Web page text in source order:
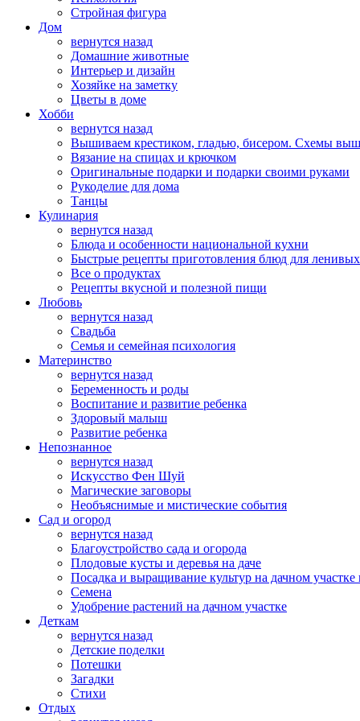
Стройная фигура
Дом
вернутся назад
Домашние животные
Интерьер и дизайн
Хозяйке на заметку
Цветы в доме
Хобби
вернутся назад
Вышиваем крестиком, гладью, бисером. Схемы
Вязание на спицах и крючком
Оригинальные подарки и подарки своими руками
Рукоделие для дома
Танцы
Кулинария
вернутся назад
Блюда и особенности национальной кухни
Быстрые рецепты приготовления блюд для ленивых
Все о продуктах
Рецепты вкусной и полезной пищи
Любовь
вернутся назад
Свадьба
Семья и семейная психология
Материнство
вернутся назад
Беременность и роды
Воспитание и развитие ребенка
Здоровый малыш
Развитие ребенка
Непознанное
вернутся назад
Искусство Фен Шуй
Магические заговоры
Необъяснимые и мистические события
Сад и огород
вернутся назад
Благоустройство сада и огорода
Плодовые кусты и деревья на даче
Посадка и выращивание культур на дачном участке
Семена
Удобрение растений на дачном участке
Деткам
вернутся назад
Детские поделки
Потешки
Загадки
Стихи
Отдых